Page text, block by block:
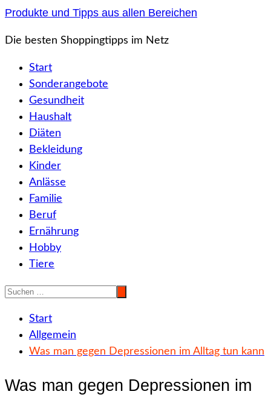
Zum
springen
Produkte und Tipps aus allen Bereichen
Die besten Shoppingtipps im Netz
Start
Sonderangebote
Gesundheit
Haushalt
Diäten
Bekleidung
Kinder
Anlässe
Familie
Beruf
Ernährung
Hobby
Tiere
Start
Allgemein
Was man gegen Depressionen im Alltag tun kann
Was man gegen Depressionen im